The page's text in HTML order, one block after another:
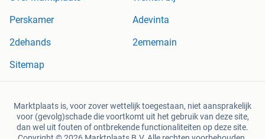
Perskamer
Adevinta
2dehands
2ememain
Sitemap
Marktplaats is, voor zover wettelijk toegestaan, niet aansprakelijk
voor (gevolg)schade die voortkomt uit het gebruik van deze site,
dan wel uit fouten of ontbrekende functionaliteiten op deze site.